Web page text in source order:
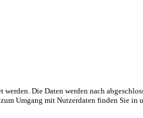
Die Daten werden nach
Umgang mit Nutzerdaten finden Sie in